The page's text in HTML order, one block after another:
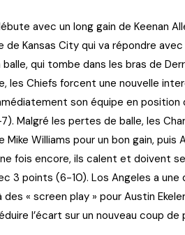
avec un long gain de Keenan
de Kansas City qui va répondre
qui tombe dans les bras de
les Chiefs forcent une nouvelle
son équipe en
Malgré les pertes de balle, les
Williams pour un bon gain, puis
fois encore, ils calent et doivent
3 points (6-10). Los Angeles a
« screen play » pour Austin
l’écart sur un nouveau coup de